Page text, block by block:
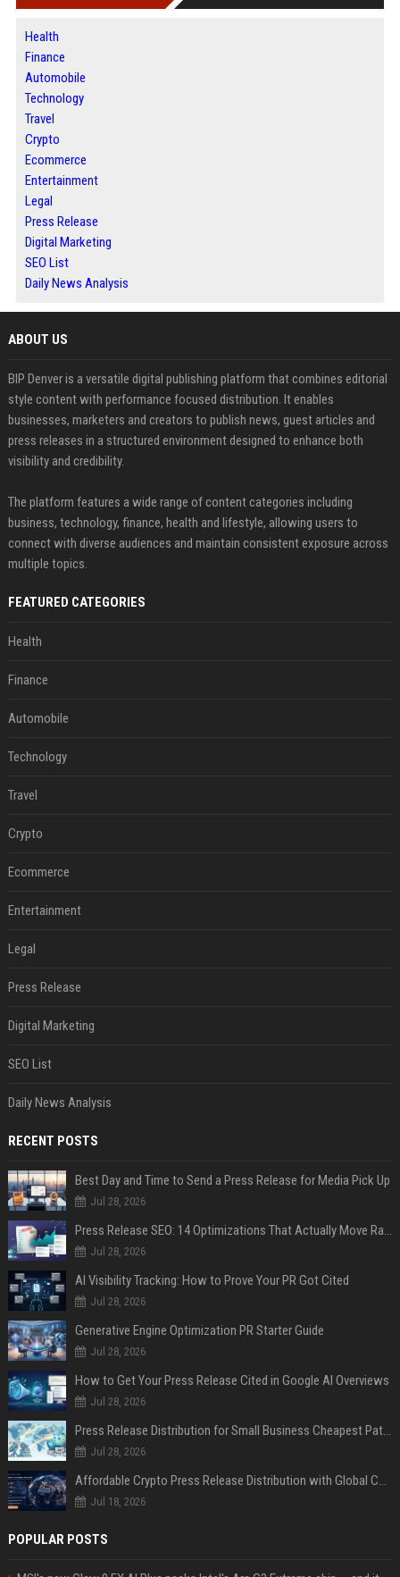
Health
Finance
Automobile
Technology
Travel
Crypto
Ecommerce
Entertainment
Legal
Press Release
Digital Marketing
SEO List
Daily News Analysis
ABOUT US
BIP Denver is a versatile digital publishing platform that combines editorial
style content with performance focused distribution. It enables
businesses, marketers and creators to publish news, guest articles and
press releases in a structured environment designed to enhance both
visibility and credibility.
The platform features a wide range of content categories including
business, technology, finance, health and lifestyle, allowing users to
connect with diverse audiences and maintain consistent exposure across
multiple topics.
FEATURED CATEGORIES
Health
Finance
Automobile
Technology
Travel
Crypto
Ecommerce
Entertainment
Legal
Press Release
Digital Marketing
SEO List
Daily News Analysis
RECENT POSTS
Best Day and Time to Send a Press Release for Media Pick Up
Jul 28, 2026
Press Release SEO: 14 Optimizations That Actually Move Rankings
Jul 28, 2026
AI Visibility Tracking: How to Prove Your PR Got Cited
Jul 28, 2026
Generative Engine Optimization PR Starter Guide
Jul 28, 2026
How to Get Your Press Release Cited in Google AI Overviews
Jul 28, 2026
Press Release Distribution for Small Business Cheapest Path to Real Coverage
Jul 28, 2026
Affordable Crypto Press Release Distribution with Global Coverage
Jul 18, 2026
POPULAR POSTS